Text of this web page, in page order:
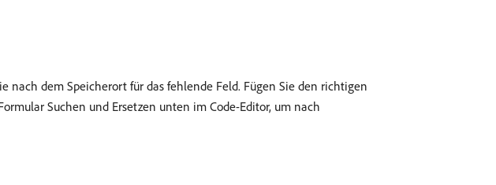
nach dem Speicherort für das fehlende Feld. Fügen Sie den richtigen
Suchen und Ersetzen unten im Code-Editor, um nach